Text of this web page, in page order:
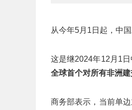
从今年5月1日起，中
这是继2024年12月1
全球首个对所有非洲
商务部表示，当前单